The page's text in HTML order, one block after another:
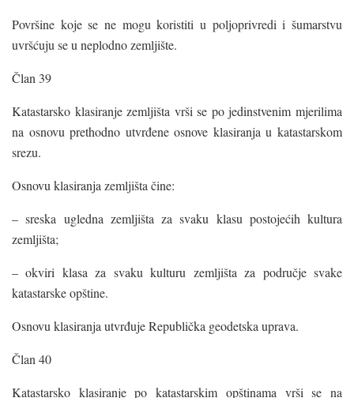
Površine koje se ne mogu koristiti u poljoprivredi i šumarstvu
uvršćuju se u neplodno zemljište.
Član 39
Katastarsko klasiranje zemljišta vrši se po jedinstvenim mjerilima
na osnovu prethodno utvrđene osnove klasiranja u katastarskom
srezu.
Osnovu klasiranja zemljišta čine:
– sreska ugledna zemljišta za svaku klasu postojećih kultura
zemljišta;
– okviri klasa za svaku kulturu zemljišta za područje svake
katastarske opštine.
Osnovu klasiranja utvrđuje Republička geodetska uprava.
Član 40
Katastarsko klasiranje po katastarskim opštinama vrši se na